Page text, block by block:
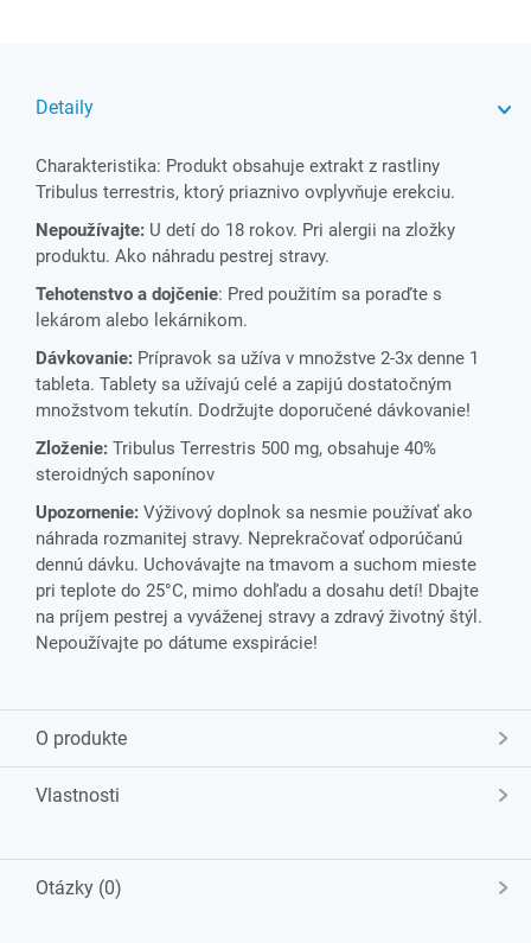
Detaily
Charakteristika: Produkt obsahuje extrakt z rastliny
Tribulus terrestris, ktorý priaznivo ovplyvňuje erekciu.
Nepoužívajte: U detí do 18 rokov. Pri alergii na zložky
produktu. Ako náhradu pestrej stravy.
Tehotenstvo a dojčenie: Pred použitím sa poraďte s
lekárom alebo lekárnikom.
Dávkovanie: Prípravok sa užíva v množstve 2-3x denne 1
tableta. Tablety sa užívajú celé a zapijú dostatočným
množstvom tekutín. Dodržujte doporučené dávkovanie!
Zloženie: Tribulus Terrestris 500 mg, obsahuje 40%
steroidných saponínov
Upozornenie: Výživový doplnok sa nesmie používať ako
náhrada rozmanitej stravy. Neprekračovať odporúčanú
dennú dávku. Uchovávajte na tmavom a suchom mieste
pri teplote do 25°C, mimo dohľadu a dosahu detí! Dbajte
na príjem pestrej a vyváženej stravy a zdravý životný štýl.
Nepoužívajte po dátume exspirácie!
O produkte
Vlastnosti
Otázky (0)